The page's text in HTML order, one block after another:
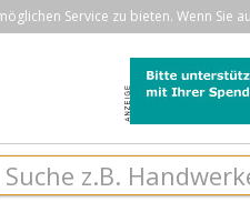
Service zu bieten. Wenn Sie